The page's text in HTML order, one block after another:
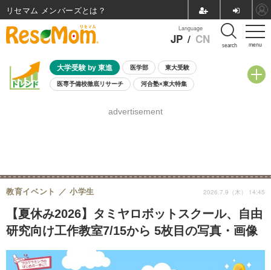
menu
Language
JP / CN search
大学受験 by 東進 医学部 東大受験
医専予備校徹底リサーチ 河合塾×東大特集
8月開催学校説明会・相談会
advertisement
【夏休み2026】タミヤロボットスクール、自由
研究向け工作教室7/15から 5枚目の写真・画像
教育イベント 小学生 2026.7.9（木） 14:45
リセマム メンバーズ